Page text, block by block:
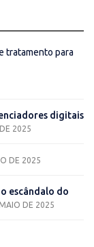
tratamento para
digitais
2025
DE 2025
escândalo do
DE 2025